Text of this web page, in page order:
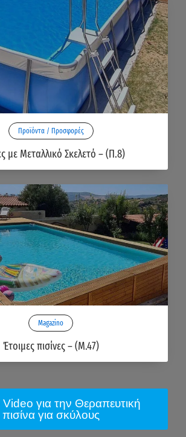
Προϊόντα / Προσφορές
με Μεταλλικό Σκελετό – (Π.8)
Magazino
Έτοιμες πισίνες – (M.47)
Video για την Θεραπευτική
πισίνα για σκύλους